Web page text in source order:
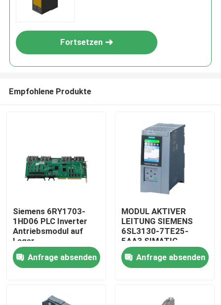
Fortsetzen
Empfohlene Produkte
Siemens 6RY1703-
1HD06 PLC Inverter
Antriebsmodul auf
Lager
Anfrage absenden
MODUL AKTIVER
LEITUNG SIEMENS
6SL3130-7TE25-
5AA3 SIMATIC
Anfrage absenden